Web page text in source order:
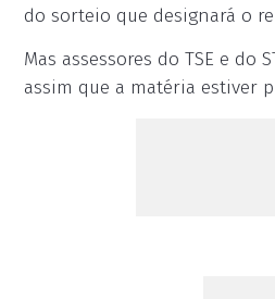
do sorteio que designará o
Mas assessores do TSE e
assim que a matéria estiver